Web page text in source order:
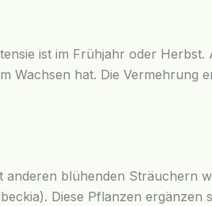
ist im Frühjahr oder
Wachsen hat. Die
anderen blühenden Sträuchern
Diese Pflanzen